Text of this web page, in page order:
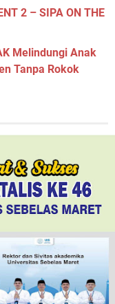
2 – SIPA ON THE
Melindungi Anak
Tanpa Rokok